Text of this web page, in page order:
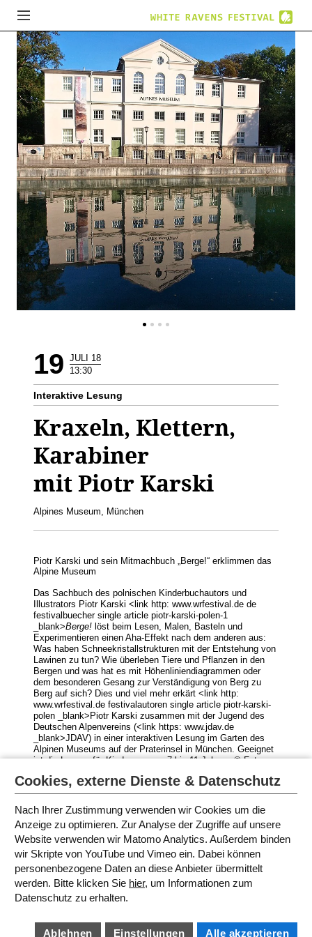
19 JULI 18
13:30
Interaktive Lesung
Kraxeln, Klettern,
Karabiner
mit Piotr Karski
Alpines Museum, München
Piotr Karski und sein Mitmachbuch „Berge!“ erklimmen das
Alpine Museum
Das Sachbuch des polnischen Kinderbuchautors und
Illustrators Piotr Karski <link http: www.wrfestival.de de
festivalbuecher single article piotr-karski-polen-1
_blank>Berge! löst beim Lesen, Malen, Basteln und
Experimentieren einen Aha-Effekt nach dem anderen aus:
Was haben Schneekristallstrukturen mit der Entstehung von
Lawinen zu tun? Wie überleben Tiere und Pflanzen in den
Bergen und was hat es mit Höhenliniendiagrammen oder
dem besonderen Gesang zur Verständigung von Berg zu
Berg auf sich? Dies und viel mehr erkärt <link http:
www.wrfestival.de festivalautoren single article piotr-karski-
polen _blank>Piotr Karski zusammen mit der Jugend des
Deutschen Alpenvereins (<link https: www.jdav.de
_blank>JDAV) in einer interaktiven Lesung im Garten des
Alpinen Museums auf der Praterinsel in München. Geeignet
ist die Lesung für Kinder von ca. 7 bis 11 Jahren. © Foto
© FotoKinder: Hans Herbig
PROGRAMM IN MÜNCHEN 2018
SITEMAP
IMPRESSUM
BARRIEREFREIHEIT
Cookies, externe Dienste & Datenschutz
Nach Ihrer Zustimmung verwenden wir Cookies um die
Anzeige zu optimieren. Zur Analyse der Zugriffe auf unsere
Website verwenden wir Matomo Analytics. Außerdem binden
wir Skripte von YouTube und Vimeo ein. Dabei können
personenbezogene Daten an diese Anbieter übermittelt
werden. Bitte klicken Sie hier, um Informationen zum
Datenschutz zu erhalten.
Ablehnen Einstellungen Alle akzeptieren